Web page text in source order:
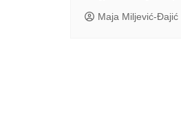
Maja Miljević-Đajić